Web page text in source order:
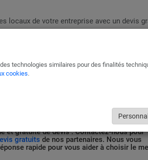
locaux de votre entreprise avec un devis
mettront leur savoir faire à votre service.
DEMANDER UN DEVIS GRATUITEMENT
et gratuite de devis : Contactez-nous pour
gratuits de nos partenaires. Nous vous
rapide pour vous aider à choisir le
technologies similaires pour des finalités
cookies.